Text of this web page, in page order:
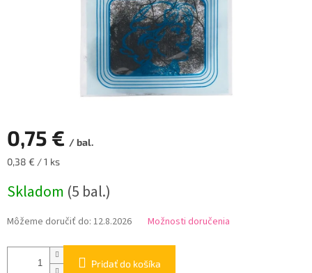
0,75 € / bal.
Jednotková
0,38 € / 1 ks
Skladom (5 bal.)
Môžeme doručiť do: 12.8.2026 Možnosti doručenia
Pridať do košíka